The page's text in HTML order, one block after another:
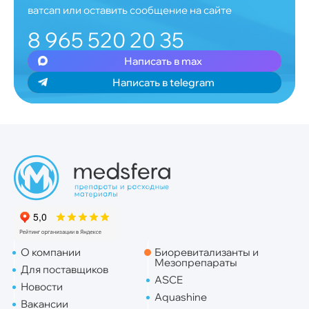
ватсап или оставить сообщение на сайте
8 965 520 20 35
Написать в max
Написать в telegram
О компании
Для поставщиков
Новости
Вакансии
Биоревитализанты и
Мезопрепараты
ASCE
Aquashine